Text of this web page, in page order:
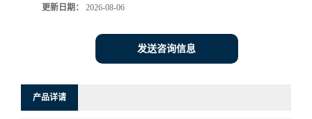
更新日期： 2026-08-06
发送咨询信息
产品详请